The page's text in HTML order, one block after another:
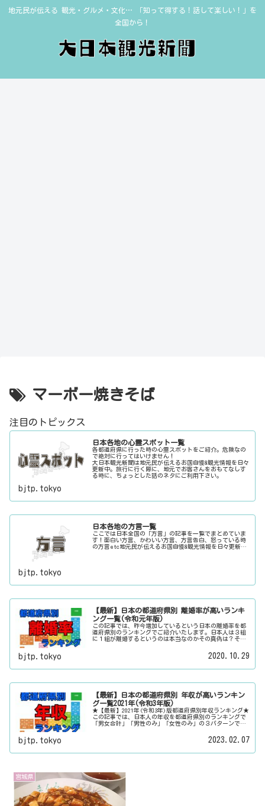
地元民が伝える 観光・グルメ・文化… 「知って得する！話して楽しい！」を
全国から！
マーボー焼きそば
注目のトピックス
日本各地の心霊スポット一覧
各都道府県に行った時の心霊スポットをご紹介。危険なの
で絶対に行ってはいけません！
大日本観光新聞は地元民が伝えるお国自慢&観光情報を日々
更新中。旅行に行く際に、地元でお客さんをおもてなしす
る時に、ちょっとした話のネタにご利用下さい。
bjtp.tokyo
日本各地の方言一覧
ここでは日本全国の「方言」の記事を一覧でまとめていま
す！面白い方言、かわいい方言、方言告白、怒っている時
の方言etc地元民が伝えるお国自慢&観光情報を日々更新
bjtp.tokyo
【最新】日本の都道府県別 離婚率が高いランキ
ング一覧(令和元年版)
この記事では、昨今増加しているという日本の離婚率を都
道府県別のランキングでご紹介いたします。日本人は３組
に１組が離婚するというのは本当なのかその真偽は？その
スポット・デートスポット・パワースポット・心霊スポッ
トなどの各都道府県の観光情報・ローカル情報を配信して
bjtp.tokyo 2020.10.29
【最新】日本の都道府県別 年収が高いランキン
グ一覧2021年(令和3年版)
★【最新】2021年(令和3年)版都道府県別年収ランキング★
この記事では、日本人の年収を都道府県別のランキングで
「男女合計」「男性のみ」「女性のみ」の３パターンでご
齢と平均の勤続年数についても表示しています。
bjtp.tokyo 2023.02.07
宮城県